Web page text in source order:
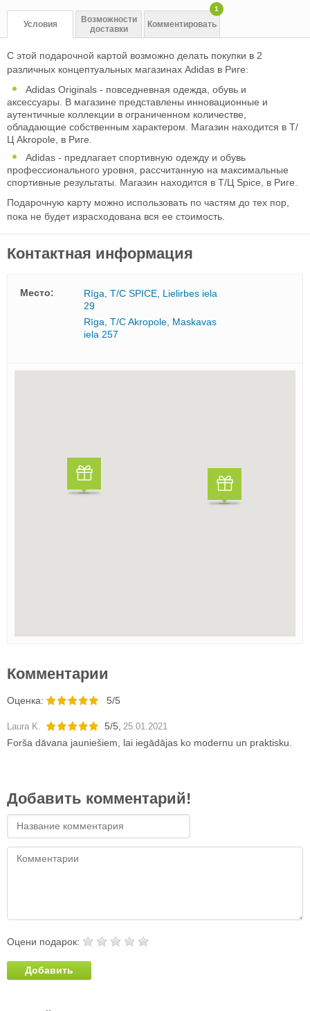
Условия
Возможности
доставки
Комментировать
1
С этой подарочной картой возможно делать покупки в 2
различных концептуальных магазинах Adidas в Риге:
Adidas Originals - повседневная одежда, обувь и
аксессуары. В магазине представлены инновационные и
аутентичные коллекции в ограниченном количестве,
обладающие собственным характером. Магазин находится в Т/
Ц Аkropole, в Риге.
Adidas - предлагает спортивную одежду и обувь
профессионального уровня, рассчитанную на максимальные
спортивные результаты. Магазин находится в Т/Ц Spice, в Риге.
Подарочную карту можно использовать по частям до тех пор,
пока не будет израсходована вся ее стоимость.
Контактная информация
Mесто:
Rīga, T/C SPICE, Lielirbes iela
29
Rīga, T/C Akropole, Maskavas
iela 257
Комментарии
Oценка: 5/5
Laura K. 5/5 25.01.2021
Forša dāvana jauniešiem, lai iegādājas ko modernu un praktisku.
Добавить комментарий!
Оцени подарок:
Добавить